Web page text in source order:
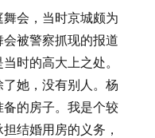
会，当时京城颇为
被警察抓现的报道
时的高大上之处。
她，没有别人。杨
的房子。我是个较
结婚用房的义务，